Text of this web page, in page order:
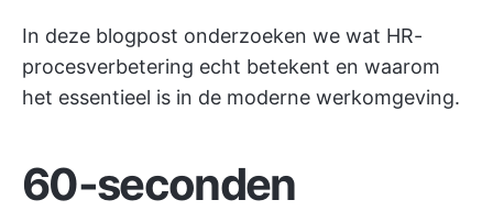
In deze blogpost onderzoeken we wat HR-
procesverbetering echt betekent en waarom
het essentieel is in de moderne werkomgeving.
60-seconden